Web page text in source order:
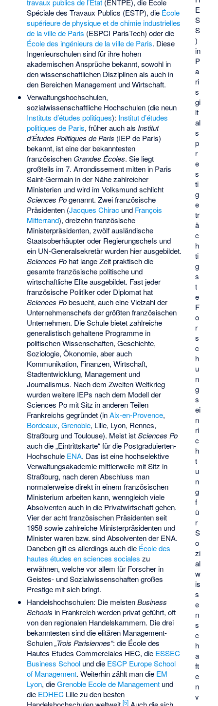
E
S
S
)
in
P
a
ri
s
gi
lt
al
s
p
r
e
s
ti
g
e
tr
ä
c
h
ti
g
s
t
e
F
o
r
s
c
h
u
n
g
s
ei
n
ri
c
h
t
u
n
g
f
ü
r
S
o
zi
al
w
is
s
e
n
s
c
h
a
ft
e
n
v
travaux publics de l’État(ENTPE), die École
Spéciale des Travaux Publics (ESTP), die École
supérieure de physique et de chimie industrielles
de la ville de Paris (ESPCI ParisTech) oder die
École des ingénieurs de la ville de Paris. Diese
Ingenieurschulen sind für ihre hohen
akademischen Ansprüche bekannt, sowohl in
den wissenschaftlichen Disziplinen als auch in
den Bereichen Management und Wirtschaft.
Verwaltungshochschulen,
sozialwissenschaftliche Hochschulen (die neun
Instituts d’études politiques): Institut d’études
politiques de Paris, früher auch als Institut
d’Études Politiques de Paris (IEP de Paris)
bekannt, ist eine der bekanntesten
französischen Grandes Écoles. Sie liegt
großteils im 7. Arrondissement mitten in Paris
Saint-Germain in der Nähe zahlreicher
Ministerien und wird im Volksmund schlicht
Sciences Pogenannt. Zwei französische
Präsidenten (Jacques Chiracund François
Mitterrand), dreizehn französische
Ministerpräsidenten, zwölf ausländische
Staatsoberhäupter oder Regierungschefs und
ein UN-Generalsekretär wurden hier ausgebildet.
Sciences Pohat lange Zeit praktisch die
gesamte französische politische und
wirtschaftliche Elite ausgebildet. Fast jeder
französische Politiker oder Diplomat hat
Sciences Pobesucht, auch eine Vielzahl der
Unternehmenschefs der größten französischen
Unternehmen. Die Schule bietet zahlreiche
generalistisch gehaltene Programme in
politischen Wissenschaften, Geschichte,
Soziologie, Ökonomie, aber auch
Kommunikation, Finanzen, Wirtschaft,
Stadtentwicklung, Management und
Journalismus. Nach dem Zweiten Weltkrieg
wurden weitere IEPs nach dem Modell der
Sciences Po mit Sitz in anderen Teilen
Frankreichs gegründet (inAix-en-Provence,
Bordeaux, Grenoble, Lille, Lyon, Rennes,
Straßburg undToulouse). Meist istSciences Po
auch die „Eintrittskarte“ für die Postgraduierten-
Hochschule ENA. Das ist eine hochselektive
Verwaltungsakademie mittlerweile mit Sitz in
Straßburg, nach deren Abschluss man
normalerweise direkt in einem französischen
Ministerium arbeiten kann, wenngleich viele
Absolventen auch in die Privatwirtschaft gehen.
Vier der acht französischen Präsidenten seit
1958 sowie zahlreiche Ministerpräsidenten und
Minister waren bzw. sind Absolventen der ENA.
Daneben gilt es allerdings auch die École des
hautes études en sciences sociales zu
erwähnen, welche vor allem für Forscher in
Geistes- und Sozialwissenschaften großes
Prestige mit sich bringt.
Handelshochschulen: Die meistenBusiness
Schools in Frankreich werden privat geführt, oft
von den regionalen Handelskammern. Die drei
bekanntesten sind die elitären Management-
Schulen„Trois Parisiennes“: die École des
Hautes Etudes Commerciales HEC, die ESSEC
Business Schoolund die ESCP Europe School
of Management. Weiterhin zählt man die EM
Lyon, dieGrenoble Ecole de Managementund
die EDHECLille zu den besten
[5]